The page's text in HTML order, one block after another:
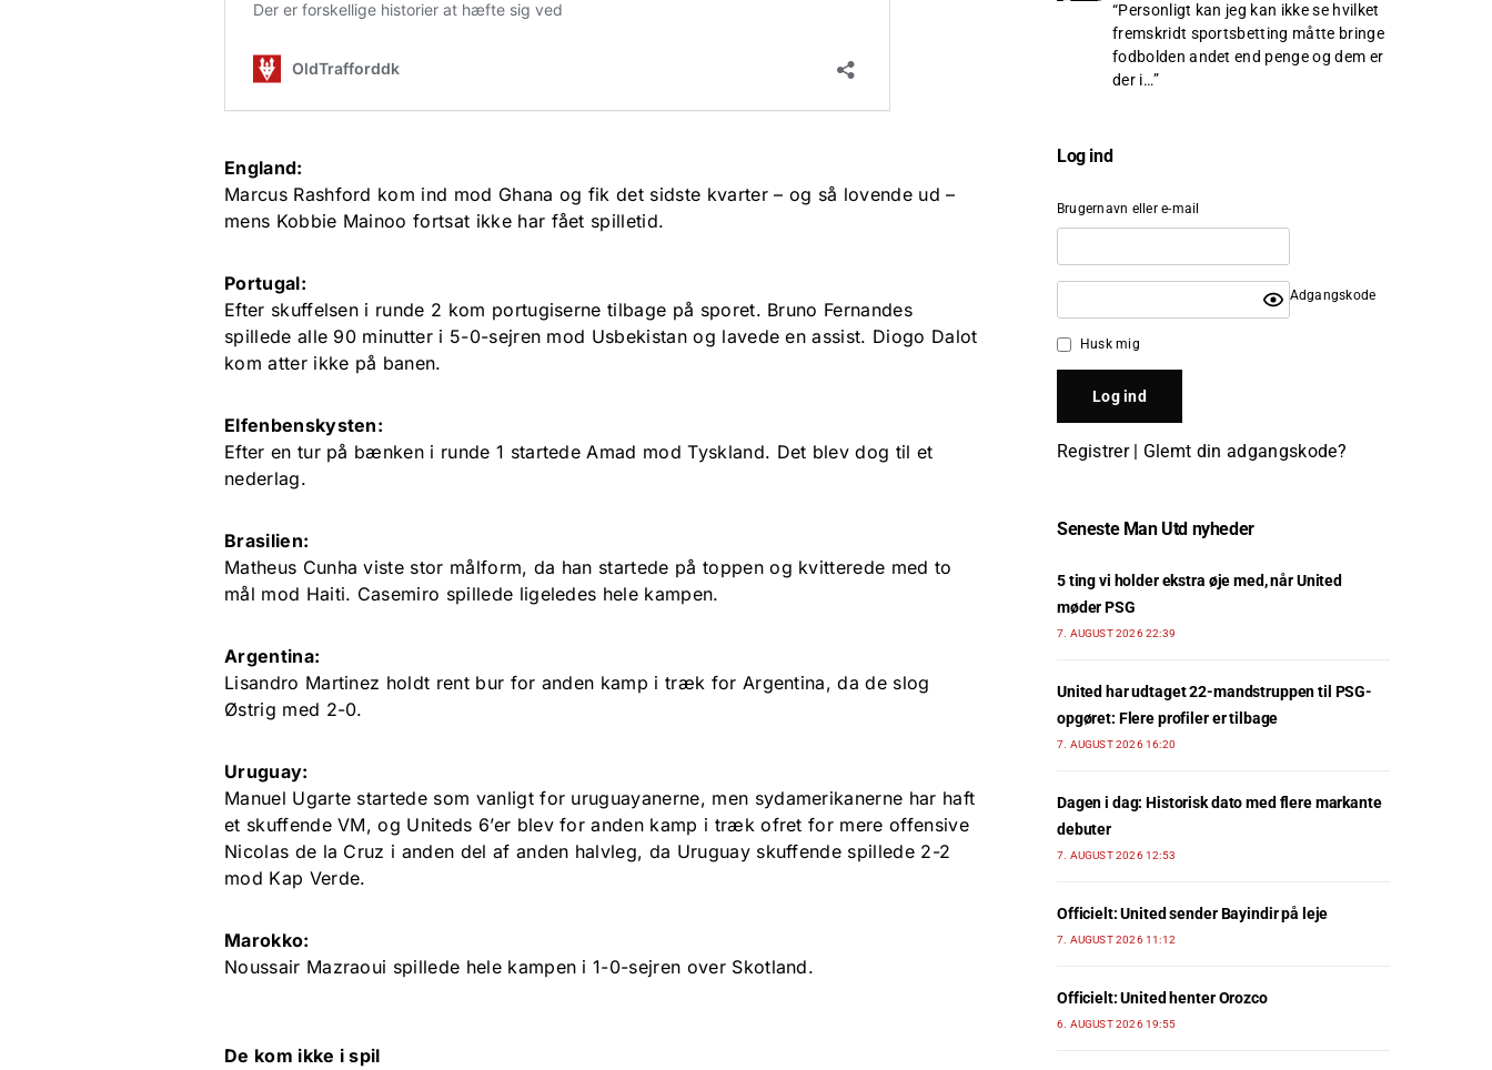
England:
Marcus Rashford kom ind mod Ghana og fik det sidste kvarter – og så lovende ud –
mens Kobbie Mainoo fortsat ikke har fået spilletid.
Portugal:
Efter skuffelsen i runde 2 kom portugiserne tilbage på sporet. Bruno Fernandes
spillede alle 90 minutter i 5-0-sejren mod Usbekistan og lavede en assist. Diogo Dalot
kom atter ikke på banen.
Elfenbenskysten:
Efter en tur på bænken i runde 1 startede Amad mod Tyskland. Det blev dog til et
nederlag.
Brasilien:
Matheus Cunha viste stor målform, da han startede på toppen og kvitterede med to
mål mod Haiti. Casemiro spillede ligeledes hele kampen.
Argentina:
Lisandro Martinez holdt rent bur for anden kamp i træk for Argentina, da de slog
Østrig med 2-0.
Uruguay:
Manuel Ugarte startede som vanligt for uruguayanerne, men sydamerikanerne har haft
et skuffende VM, og Uniteds 6’er blev for anden kamp i træk ofret for mere offensive
Nicolas de la Cruz i anden del af anden halvleg, da Uruguay skuffende spillede 2-2
mod Kap Verde.
Marokko:
Noussair Mazraoui spillede hele kampen i 1-0-sejren over Skotland.
De kom ikke i spil
“Personligt kan jeg kan ikke se hvilket
fremskridt sportsbetting måtte bringe
fodbolden andet end penge og dem er
der i…”
Log ind
Brugernavn eller e-mail
Adgangskode
Husk mig
Registrer| Glemt din adgangskode?
Seneste Man Utd nyheder
5 ting vi holder ekstra øje med, når United
møder PSG
7. AUGUST 2026 22:39
United har udtaget 22-mandstruppen til PSG-
opgøret: Flere profiler er tilbage
7. AUGUST 2026 16:20
Dagen i dag: Historisk dato med flere markante
debuter
7. AUGUST 2026 12:53
Officielt: United sender Bayindir på leje
7. AUGUST 2026 11:12
Officielt: United henter Orozco
6. AUGUST 2026 19:55